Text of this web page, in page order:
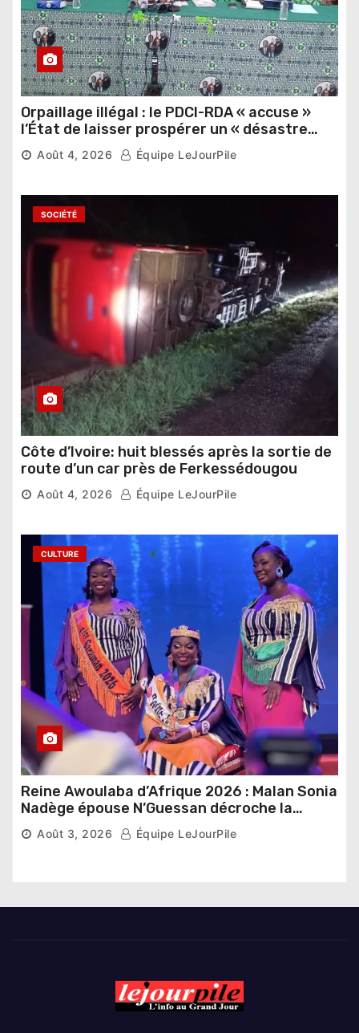
Orpaillage illégal : le PDCI-RDA « accuse »
l’État de laisser prospérer un « désastre
national »
Août 4, 2026 Équipe LeJourPile
SOCIÉTÉ
Côte d’Ivoire: huit blessés après la sortie de
route d’un car près de Ferkessédougou
Août 4, 2026 Équipe LeJourPile
CULTURE
Reine Awoulaba d’Afrique 2026 : Malan Sonia
Nadège épouse N’Guessan décroche la
couronne
Août 3, 2026 Équipe LeJourPile